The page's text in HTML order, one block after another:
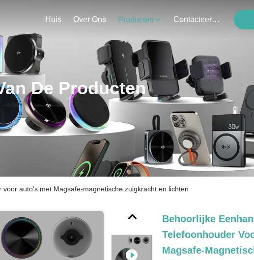
Huis Over Ons Producten Contacteer Ons
De Producten
auto's met Magsafe-magnetische zuigkracht en lichten
Behoorlijke
Telefoonhouder
Magsafe-